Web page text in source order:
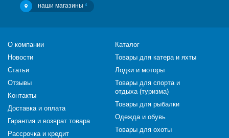
наши магазины 4
О компании
Новости
Статьи
Отзывы
Контакты
Доставка и оплата
Гарантия и возврат товара
Рассрочка и кредит
Каталог
Товары для катера и яхты
Лодки и моторы
Товары для спорта и
отдыха (туризма)
Товары для рыбалки
Одежда и обувь
Товары для охоты